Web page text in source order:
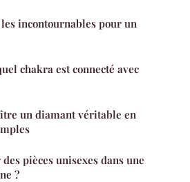
incontournables pour un
chakra est connecté avec
un diamant véritable en
pièces unisexes dans une
?